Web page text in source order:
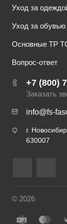
Уход за
Уход за обувью
Основные ТР
Вопрос-ответ
+7 (800)
Заказать
info@fs-
г.
630007
© 2026